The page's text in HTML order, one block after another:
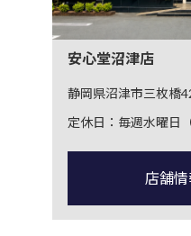
安心堂沼津店
静岡県沼津市三枚橋
定休日：毎週水曜日
店舗